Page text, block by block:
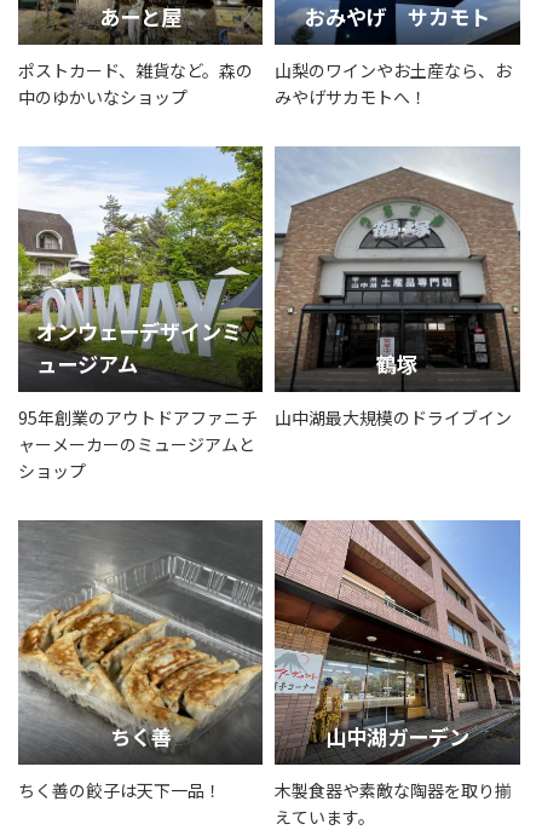
あーと屋
ポストカード、雑貨など。森の
中のゆかいなショップ
おみやげ サカモト
山梨のワインやお土産なら、お
みやげサカモトへ！
オンウェーデザインミ
ュージアム
95年創業のアウトドアファニチ
ャーメーカーのミュージアムと
ショップ
鶴塚
山中湖最大規模のドライブイン
ちく善
ちく善の餃子は天下一品！
山中湖ガーデン
木製食器や素敵な陶器を取り揃
えています。